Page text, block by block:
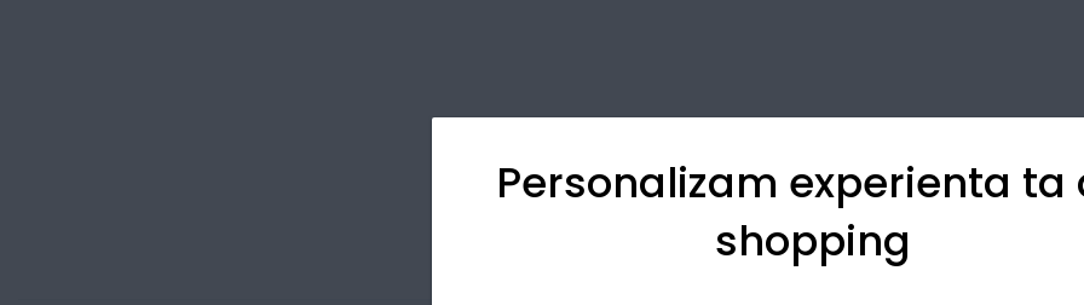
Personalizam experienta ta
shopping
Detalii tehnice Recenzii